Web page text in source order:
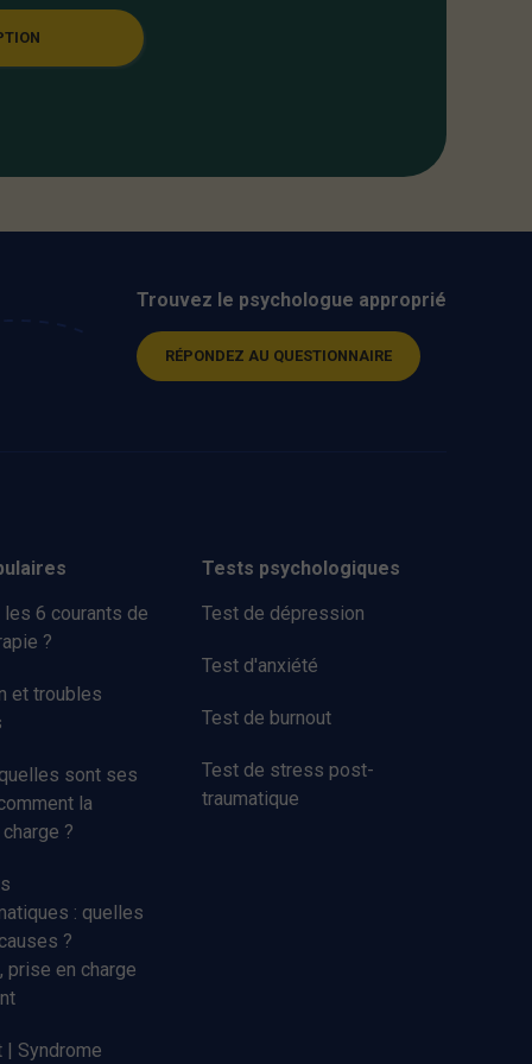
Trouvez le psychologue approprié
RÉPONDEZ AU QUESTIONNAIRE
6 courants de
?
et troubles
sont ses
la
?
: quelles
?
prise en charge
| Syndrome
Tests psychologiques
Test de dépression
Test d'anxiété
Test de burnout
Test de stress post-
traumatique